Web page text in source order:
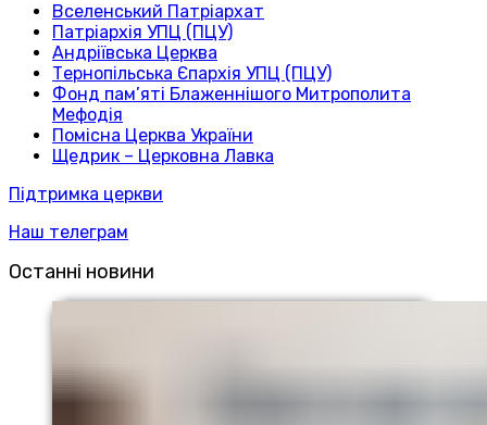
Вселенський Патріархат
Патріархія УПЦ (ПЦУ)
Андріївська Церква
Тернопільська Єпархія УПЦ (ПЦУ)
Фонд пам’яті Блаженнішого Митрополита
Мефодія
Помісна Церква України
Щедрик – Церковна Лавка
Підтримка церкви
Наш телеграм
Останні новини